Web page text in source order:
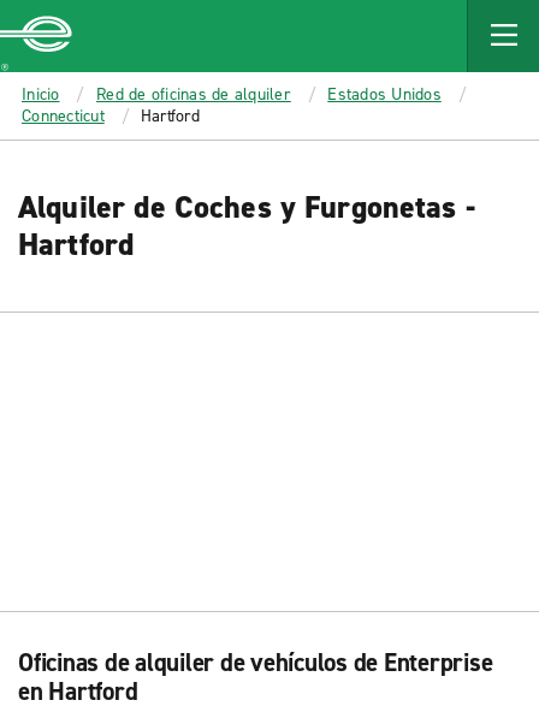
MAIN
CONTENT
Enterprise
Inicio Red de oficinas de alquiler
Estados Unidos
Connecticut
Hartford
Alquiler de Coches y Furgonetas -
Hartford
Oficinas de alquiler de vehículos de Enterprise
en Hartford